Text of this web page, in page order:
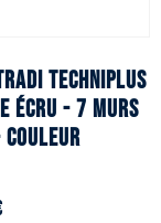
TECHNIPLUS
écru - 7 murs
Couleur